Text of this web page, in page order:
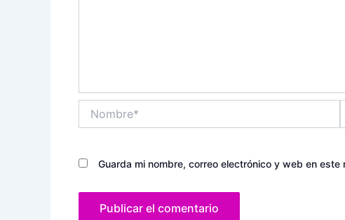
Guarda mi nombre, correo electrónico y web en